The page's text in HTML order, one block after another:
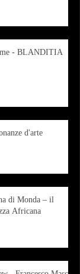
- BLANDITIA
d'arte
di Monda – il
Africana